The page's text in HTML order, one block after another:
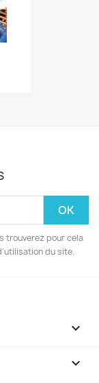
trouverez pour cela
du site.

